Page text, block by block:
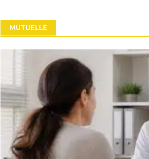
MUTUELLE